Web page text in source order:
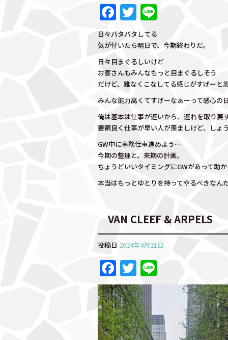
F
a
c
e
b
o
o
k
T
w
it
te
r
e
日々バタバタしてる
気が付いたら明日で、今期終わりだ。
日々目まぐるしいけど
お客さんもみんなもっと目まぐるしそう
だけど、難なくこなしてる感じがすげーと
みんな能力高くてすげーなぁーって感心の
俺は基本は仕事が遅いから、遅れを取り戻
要領良く仕事が早い人が羨ましけど、しょ
GW中に事務仕事進めよう…
今期の整理と、来期の計画。
ちょうどいいタイミングにGWがあって助か
本当はもっとゆとりを持ってやるべきなんだ
VAN CLEEF & ARPELS
投稿日 2024年4月21日
F
a
c
e
b
T
w
it
te
r